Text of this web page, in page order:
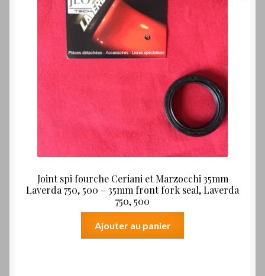
Joint spi fourche Ceriani et Marzocchi 35mm
Laverda 750, 500 – 35mm front fork seal, Laverda
750, 500
Ajouter au panier